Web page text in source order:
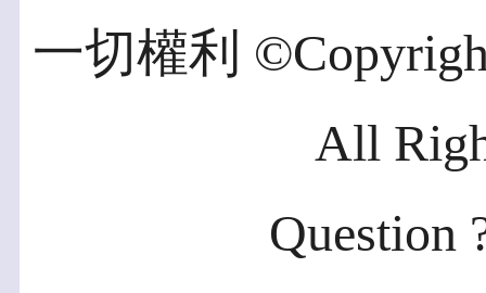
一切權利
All
Question